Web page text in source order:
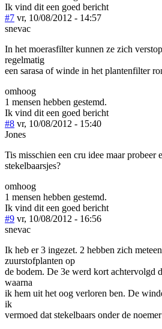
Ik vind dit een goed bericht
#7 vr, 10/08/2012 - 14:57
snevac
In het moerasfilter kunnen ze zich
regelmatig
een sarasa of winde in het plantenfilter
omhoog
1 mensen hebben gestemd.
Ik vind dit een goed bericht
#8 vr, 10/08/2012 - 15:40
Jones
Tis misschien een cru idee maar probeer
stekelbaarsjes?
omhoog
1 mensen hebben gestemd.
Ik vind dit een goed bericht
#9 vr, 10/08/2012 - 16:56
snevac
Ik heb er 3 ingezet. 2 hebben zich
zuurstofplanten op
de bodem. De 3e werd kort achtervolgd
waarna
ik hem uit het oog verloren ben. De
ik
vermoed dat stekelbaars onder de